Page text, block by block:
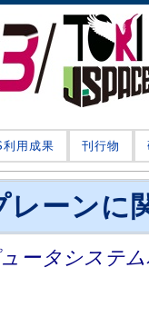
用成果 刊行物
レーンに
ータシステ